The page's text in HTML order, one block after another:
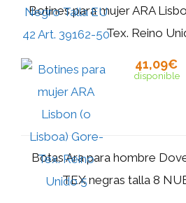
Botines para mujer ARA
Tex. Reino
41,09€
disponible
Botas Ara para hombre
TEX negras talla 8